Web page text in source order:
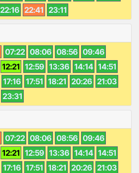
22:16 22:41 23:11
07:22 08:06 08:56 09:46
12:21 12:59 13:36 14:14 14:51
17:16 17:51 18:21 20:26 21:03
23:31
07:22 08:06 08:56 09:46
12:21 12:59 13:36 14:14 14:51
17:16 17:51 18:21 20:26 21:03